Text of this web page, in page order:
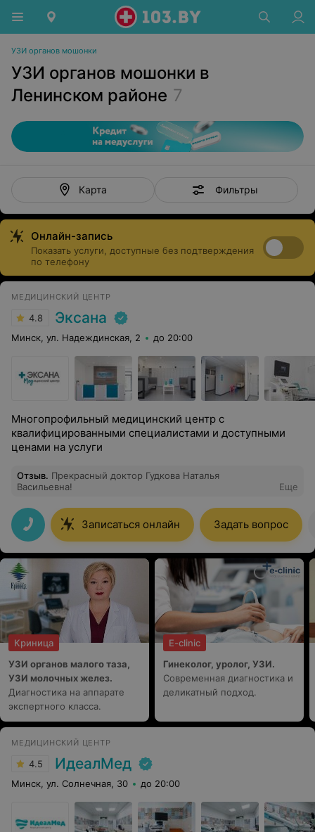
УЗИ органов мошонки
УЗИ органов мошонки в
Ленинском районе 7
Карта Фильтры
Онлайн-запись
Показать услуги, доступные без подтверждения
по телефону
МЕДИЦИНСКИЙ ЦЕНТР
4.8 Эксана
Минск, ул. Надеждинская, 2 до 20:00
Многопрофильный медицинский центр с
квалифицированными специалистами и доступными
ценами на услуги
Отзыв. Прекрасный доктор Гудкова Наталья
Васильевна!
Еще
Записаться онлайн Задать вопрос
Криница
УЗИ органов малого таза,
УЗИ молочных желез.
Диагностика на аппарате
экспертного класса.
E-clinic
Гинеколог, уролог, УЗИ.
Современная диагностика и
деликатный подход.
МЕДИЦИНСКИЙ ЦЕНТР
4.5 ИдеалМед
Минск, ул. Солнечная, 30 до 20:00